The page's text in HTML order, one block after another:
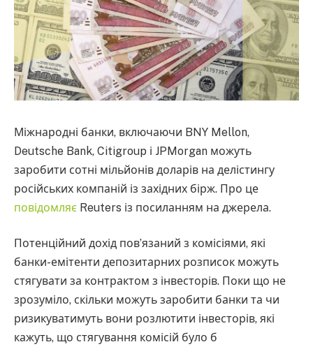
Міжнародні банки, включаючи BNY Mellon,
Deutsche Bank, Citigroup і JPMorgan можуть
заробити сотні мільйонів доларів на делістингу
російських компаній із західних бірж. Про це
повідомляє Reuters із посиланням на джерела.
Потенційний дохід пов’язаний з комісіями, які
банки-емітенти депозитарних розписок можуть
стягувати за контрактом з інвесторів. Поки що не
зрозуміло, скільки можуть заробити банки та чи
ризикуватимуть вони розлютити інвесторів, які
кажуть, що стягування комісій було б